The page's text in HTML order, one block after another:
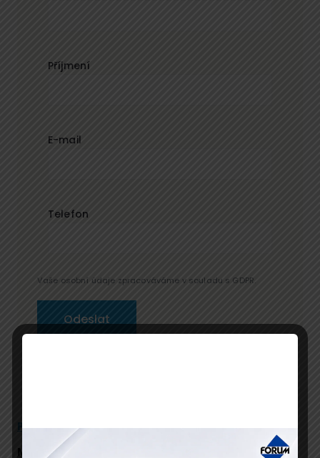
Příjmení
E-mail
Telefon
Vaše osobní údaje zpracováváme v souladu s GDPR.
Popis Program
Přednáší
Místo konání